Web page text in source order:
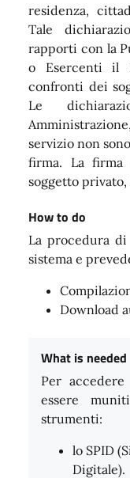
residenza,
Tale
rapporti con la
o Esercenti il
confronti dei
Le
servizio non
firma. La
soggetto
How to do
La procedura
sistema e
Download
What is needed
Per
essere
strumenti:
lo SPID
Digitale).